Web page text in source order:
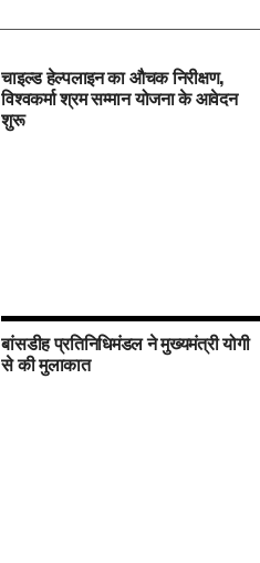
चाइल्ड हेल्पलाइन का औचक निरीक्षण,
विश्वकर्मा श्रम सम्मान योजना के आवेदन
शुरू
बांसडीह प्रतिनिधिमंडल ने मुख्यमंत्री योगी
से की मुलाकात